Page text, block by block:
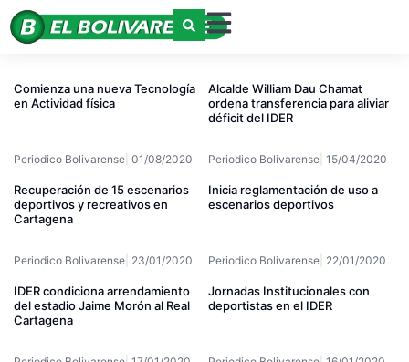
Comienza una nueva Tecnología
en Actividad física
Periodico Bolivarense 01/08/2020
Alcalde William Dau Chamat
ordena transferencia para aliviar
déficit del IDER
Periodico Bolivarense 15/04/2020
Recuperación de 15 escenarios
deportivos y recreativos en
Cartagena
Periodico Bolivarense 23/01/2020
Inicia reglamentación de uso a
escenarios deportivos
Periodico Bolivarense 22/01/2020
IDER condiciona arrendamiento
del estadio Jaime Morón al Real
Cartagena
Jornadas Institucionales con
deportistas en el IDER